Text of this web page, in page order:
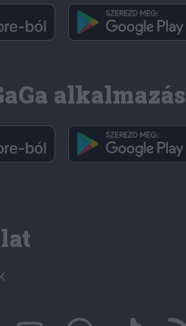
alkalmazás